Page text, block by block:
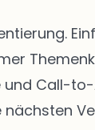
Call-